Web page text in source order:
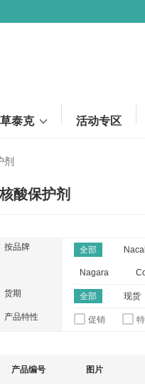
泰克 活动专区
剂
核酸保护剂
按品牌 全部
Nagara
货期 全部 现货
产品特性 促销
产品编号 图片